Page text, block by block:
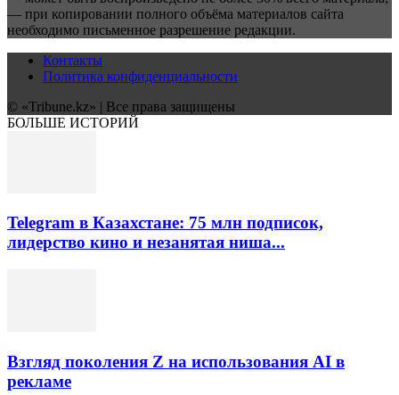
— при копировании полного объёма материалов сайта
необходимо письменное разрешение редакции.
Контакты
Политика конфиденциальности
© «Tribune.kz» | Все права защищены
БОЛЬШЕ ИСТОРИЙ
Telegram в Казахстане: 75 млн подписок,
лидерство кино и незанятая ниша...
Взгляд поколения Z на использования AI в
рекламе